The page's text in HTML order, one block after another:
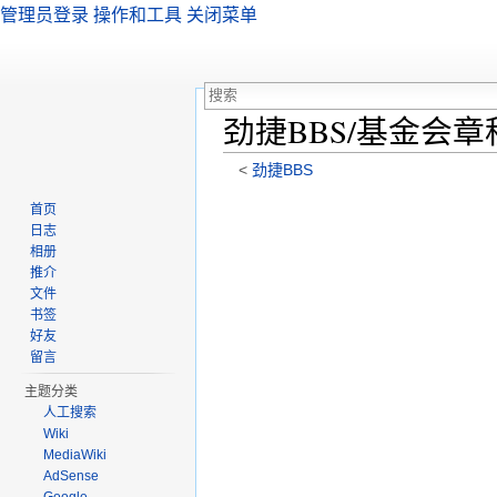
劲捷BBS/基金会章
< 劲捷BBS
管理员登录 操作和工具 关闭菜单
首页
日志
相册
推介
文件
书签
好友
留言
主题分类
人工搜索
Wiki
MediaWiki
AdSense